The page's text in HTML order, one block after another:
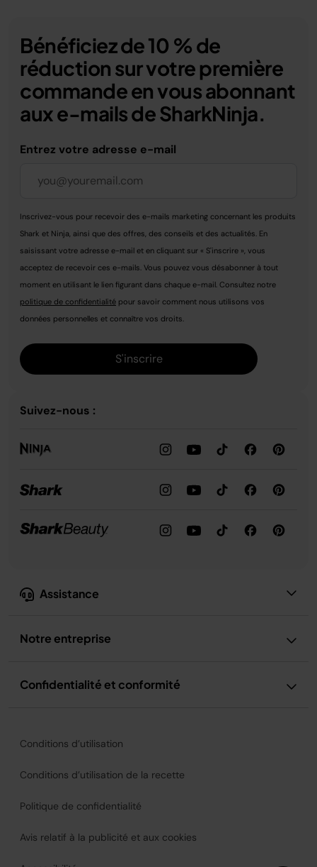
Assistance
Notre entreprise
Confidentialité et conformité
Bénéficiez de 10 % de
réduction sur votre première
commande en vous abonnant
aux e-mails de SharkNinja.
Entrez votre adresse e-mail
Inscrivez-vous pour recevoir des e-mails marketing concernant les produits
Shark et Ninja, ainsi que des offres, des conseils et des actualités. En
saisissant votre adresse e-mail et en cliquant sur « S'inscrire », vous
acceptez de recevoir ces e-mails. Vous pouvez vous désabonner à tout
moment en utilisant le lien figurant dans chaque e-mail. Consultez notre
politique de confidentialité pour savoir comment nous utilisons vos
données personnelles et connaître vos droits.
S'inscrire
Suivez-nous :
Conditions d’utilisation
Conditions d’utilisation de la recette
Politique de confidentialité
Avis relatif à la publicité et aux cookies